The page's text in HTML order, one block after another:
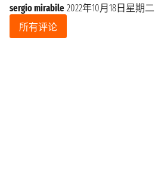
sergio mirabile 2022年10月18日星期二
所有评论